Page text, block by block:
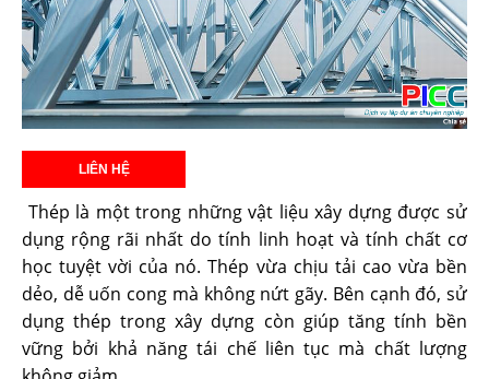
Thép là một trong những vật liệu xây dựng được sử
dụng rộng rãi nhất do tính linh hoạt và tính chất cơ
học tuyệt vời của nó. Thép vừa chịu tải cao vừa bền
dẻo, dễ uốn cong mà không nứt gãy. Bên cạnh đó, sử
dụng thép trong xây dựng còn giúp tăng tính bền
vững bởi khả năng tái chế liên tục mà chất lượng